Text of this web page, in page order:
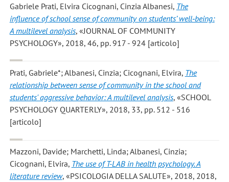
Gabriele Prati, Elvira Cicognani, Cinzia Albanesi, The
influence of school sense of community on students’ well‐being:
A multilevel analysis, «JOURNAL OF COMMUNITY
PSYCHOLOGY», 2018, 46, pp. 917 - 924 [articolo]
Prati, Gabriele*; Albanesi, Cinzia; Cicognani, Elvira, The
relationship between sense of community in the school and
students' aggressive behavior: A multilevel analysis, «SCHOOL
PSYCHOLOGY QUARTERLY», 2018, 33, pp. 512 - 516
[articolo]
Mazzoni, Davide; Marchetti, Linda; Albanesi, Cinzia;
Cicognani, Elvira, The use of T-LAB in health psychology. A
literature review, «PSICOLOGIA DELLA SALUTE», 2018, 2018,